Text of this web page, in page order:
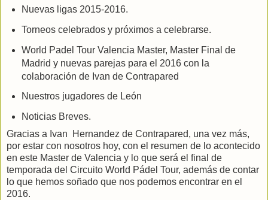
Nuevas ligas 2015-2016.
Torneos celebrados y próximos a celebrarse.
World Padel Tour Valencia Master, Master Final de
Madrid y nuevas parejas para el 2016 con la
colaboración de Ivan de Contrapared
Nuestros jugadores de León
Noticias Breves.
Gracias a Ivan Hernandez de Contrapared, una vez más,
por estar con nosotros hoy, con el resumen de lo acontecido
en este Master de Valencia y lo que será el final de
temporada del Circuito World Pádel Tour, además de contar
lo que hemos soñado que nos podemos encontrar en el
2016.